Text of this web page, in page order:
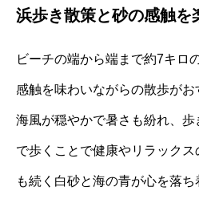
浜歩き散策と砂の感触を
ビーチの端から端まで約7キロ
感触を味わいながらの散歩が
海風が穏やかで暑さも紛れ、
で歩くことで健康やリラック
も続く白砂と海の青が心を落ち